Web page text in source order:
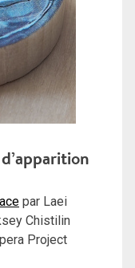
par Laei
Chistilin
Project